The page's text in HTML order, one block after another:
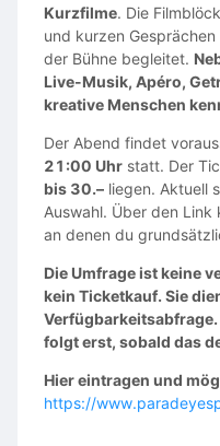
Kurzfilme. Die
und kurzen
der Bühne begleitet.
Live-Musik, Apéro,
kreative Menschen
Der Abend findet
21:00 Uhr statt. Der
bis 30.– liegen. Aktuell
Auswahl. Über den
an denen du
Die Umfrage ist keine
kein Ticketkauf. Sie
folgt erst, sobald das
Hier eintragen und
https://